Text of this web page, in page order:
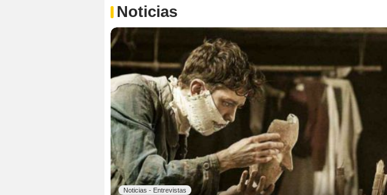
Noticias
Noticias - Entrevistas